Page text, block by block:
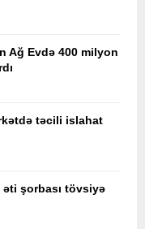
Ağ Evdə 400 milyon
təcili islahat
şorbası tövsiyə